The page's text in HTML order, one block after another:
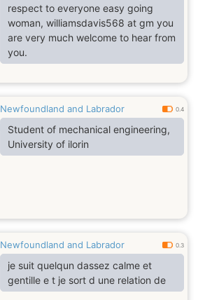
respect to everyone easy going
woman, williamsdavis568 at gm you
are very much welcome to hear from
you.
Newfoundland and Labrador 0.4
Student of mechanical engineering,
University of ilorin
Newfoundland and Labrador 0.3
je suit quelqun dassez calme et
gentille e t je sort d une relation de